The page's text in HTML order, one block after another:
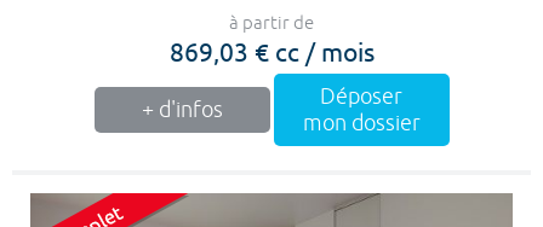
à partir de
869,03 € cc / mois
+ d'infos
Déposer
mon dossier